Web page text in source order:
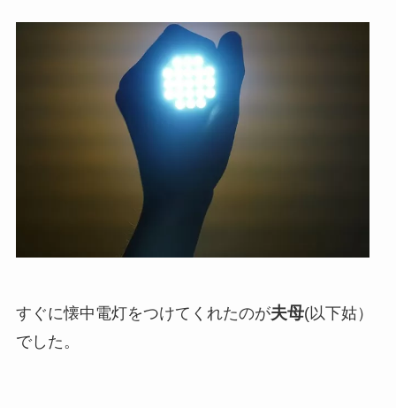
すぐに懐中電灯をつけてくれたのが夫母(以下姑）
でした。